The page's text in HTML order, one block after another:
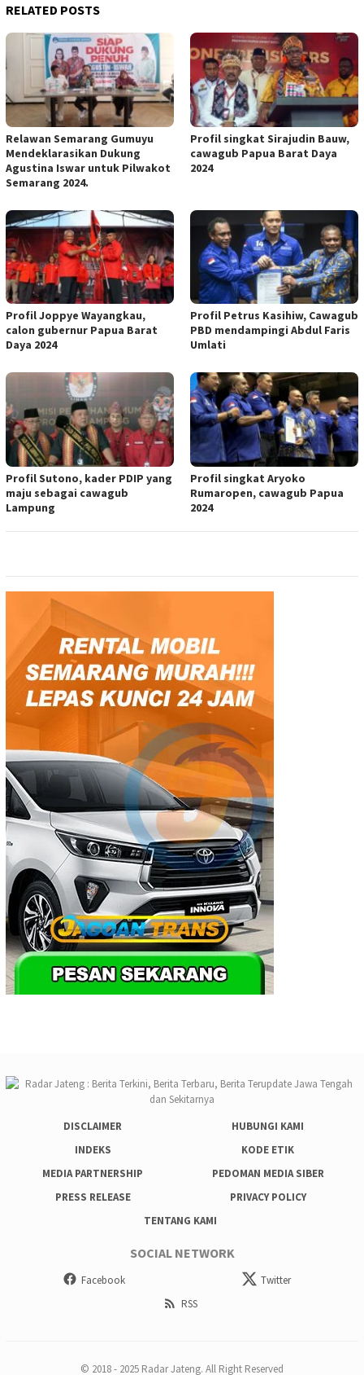
RELATED POSTS
Relawan Semarang Gumuyu
Mendeklarasikan Dukung
Agustina Iswar untuk Pilwakot
Semarang 2024.
Profil singkat Sirajudin Bauw,
cawagub Papua Barat Daya
2024
Profil Joppye Wayangkau,
calon gubernur Papua Barat
Daya 2024
Profil Petrus Kasihiw, Cawagub
PBD mendampingi Abdul Faris
Umlati
Profil Sutono, kader PDIP yang
maju sebagai cawagub
Lampung
Profil singkat Aryoko
Rumaropen, cawagub Papua
2024
DISCLAIMER
HUBUNGI KAMI
INDEKS
KODE ETIK
MEDIA PARTNERSHIP
PEDOMAN MEDIA SIBER
PRESS RELEASE
PRIVACY POLICY
TENTANG KAMI
SOCIAL NETWORK
Facebook
Twitter
RSS
© 2018 - 2025 Radar Jateng. All Right Reserved